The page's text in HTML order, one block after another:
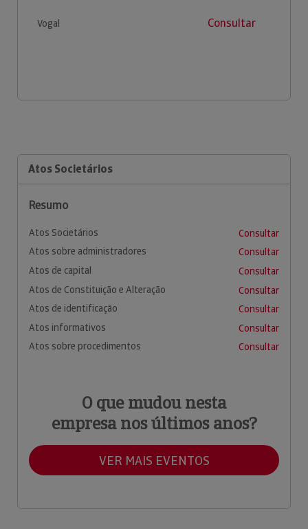
Vogal Consultar
Atos Societários
Resumo
Atos Societários
Consultar
Atos sobre administradores
Consultar
Atos de capital
Consultar
Atos de Constituição e Alteração
Consultar
Atos de identificação
Consultar
Atos informativos
Consultar
Atos sobre procedimentos
Consultar
O que mudou nesta
empresa nos últimos anos?
VER MAIS EVENTOS